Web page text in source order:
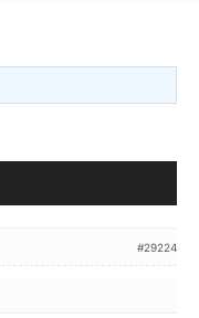
#29224